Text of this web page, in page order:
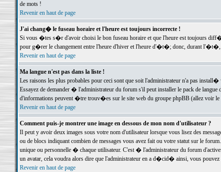
de mots !
Revenir en haut de page
J'ai chang� le fuseau horaire et l'heure est toujours incorrecte !
Si vous �tes s�r d'avoir choisi le bon fuseau horaire et que l'heure est toujours
pour g�rer le changement entre l'heure d'hiver et l'heure d'�t�; donc, durant
Revenir en haut de page
Ma langue n'est pas dans la liste !
Les raisons les plus probables pour ceci sont que soit l'administrateur n'a pas
Essayez de demander � l'administrateur du forum s'il peut installer le pack de
d'informations peuvent �tre trouv�es sur le site web du groupe phpBB (allez voir le
Revenir en haut de page
Comment puis-je montrer une image en dessous de mon nom d'utilisateur ?
Il peut y avoir deux images sous votre nom d'utilisateur lorsque vous lisez des
ou de blocs indiquant combien de messages vous avez fait ou votre statut sur le
unique ou personnelle � chaque utilisateur. C'est � l'administrateur du forum
un avatar, cela voudra alors dire que l'administrateur en a d�cid� ainsi, vous
Revenir en haut de page